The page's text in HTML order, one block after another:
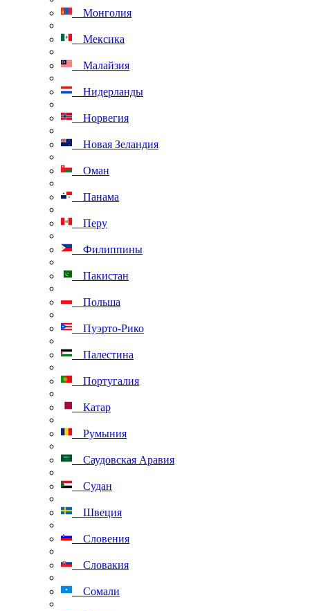
Монголия
Мексика
Малайзия
Нидерланды
Норвегия
Новая Зеландия
Оман
Панама
Перу
Филиппины
Пакистан
Польша
Пуэрто-Рико
Палестина
Португалия
Катар
Румыния
Саудовская Аравия
Судан
Швеция
Словения
Словакия
Сомали